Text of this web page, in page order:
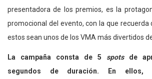
presentadora de los premios, es la
promocional del evento, con la que recuerda
estos sean unos de los VMA más divertidos
La campaña consta de 5 spotsde
segundos de duración. En ellos,